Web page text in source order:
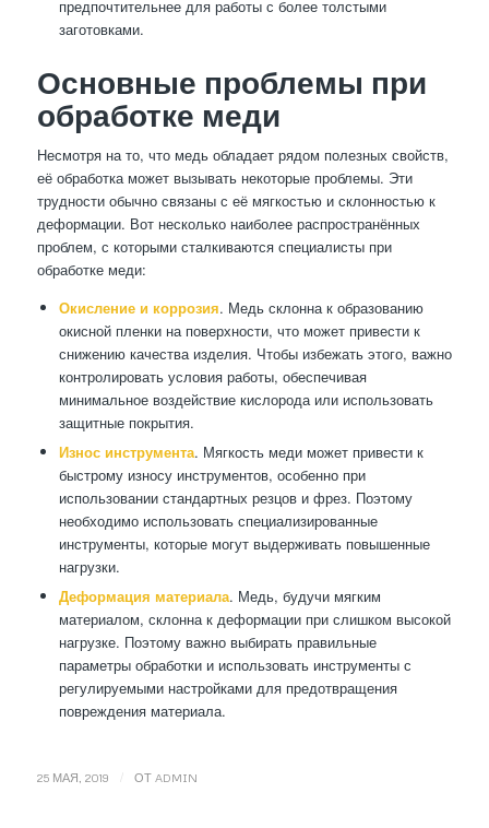
предпочтительнее для работы с более толстыми
заготовками.
Основные проблемы при
обработке меди
Несмотря на то, что медь обладает рядом полезных свойств,
её обработка может вызывать некоторые проблемы. Эти
трудности обычно связаны с её мягкостью и склонностью к
деформации. Вот несколько наиболее распространённых
проблем, с которыми сталкиваются специалисты при
обработке меди:
Окисление и коррозия. Медь склонна к образованию
окисной пленки на поверхности, что может привести к
снижению качества изделия. Чтобы избежать этого, важно
контролировать условия работы, обеспечивая
минимальное воздействие кислорода или использовать
защитные покрытия.
Износ инструмента. Мягкость меди может привести к
быстрому износу инструментов, особенно при
использовании стандартных резцов и фрез. Поэтому
необходимо использовать специализированные
инструменты, которые могут выдерживать повышенные
нагрузки.
Деформация материала. Медь, будучи мягким
материалом, склонна к деформации при слишком высокой
нагрузке. Поэтому важно выбирать правильные
параметры обработки и использовать инструменты с
регулируемыми настройками для предотвращения
повреждения материала.
25 МАЯ, 2019 ОТ ADMIN